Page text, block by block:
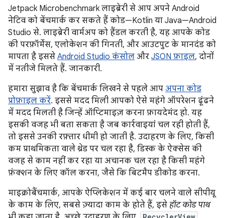
Jetpack Microbenchmark लाइब्रेरी से आप अपने Android
नेटिव को बेंचमार्क कर सकते हैं कोड—Kotlin या Java—Android
Studio से. लाइब्रेरी वार्मअप को हैंडल करती है, यह आपके कोड
की परफ़ॉर्मेंस, एलोकेशन की गिनती, और आउटपुट के मानदंड को
मापता है इससे Android Studio कंसोल और JSON फ़ाइल, दोनों
में नतीजे मिलते हैं. जानकारी.
हमारा सुझाव है कि बेंचमार्क लिखने से पहले आप अपना कोड
प्रोफ़ाइल करें. इससे मदद मिली आपको ऐसे महंगे ऑपरेशन ढूंढने
में मदद मिलती है जिन्हें ऑप्टिमाइज़ करना फ़ायदेमंद हो. यह
इसकी वजह भी बता सकता है जब कार्रवाइयां चल रही होती हैं,
तो इससे उनकी रफ़्तार धीमी हो जाती है. उदाहरण के लिए, किसी
कम प्राथमिकता वाले थ्रेड पर चल रहा है, डिस्क के ऐक्सेस की
वजह से काम नहीं कर रहा या अचानक चल रहा है किसी महंगे
फ़ंक्शन के लिए कॉल करना, जैसे कि बिटमैप डीकोड करना.
माइक्रोबैंचमार्क, आपके ऐप्लिकेशन में कई बार चलने वाले सीपीयू
के काम के लिए, सबसे ज़्यादा काम के होते हैं, इसे हॉट कोड पाथ